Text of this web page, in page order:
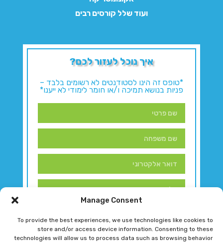
Manage Consent
To provide the best experiences, we use technologies like cookies to
store and/or access device information. Consenting to these
technologies will allow us to process data such as browsing behavior
ועוד שלל קורסים רבים
איך נוכל לעזור לכם?
*טופס זה הינו לסטודנטים לא רשומים בלבד –
פניות בנושא תמיכה ו/או חומר לימודי לא ייענו*